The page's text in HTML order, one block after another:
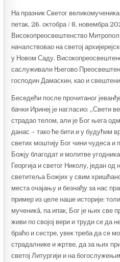
На празник Светог
петак, 26. октобра / 8. новембра
Високопреосвештенство
началствовао на светој
у Новом Саду.
саслуживали Његово
господин Дамаскин, као и
Беседећи после прочитаног
бачки Иринеј је нагласио: „Свети
страдао телом, али је Бог њега
данас – тако ће бити и у будућим
светих моштију Бог чини чудеса и
Божју благодат и молитве
Георгија и светог Николу, један од
светитеља Божјих у свим
места очајању и безнађу за нас
пример из целе наше историје:
мученикâ, па ипак, Бог је њих све
живи по својој вери и труди се да
браћо и сестре, увек треба да се
страдалнике и жртве, да за њих
светој Литургији и на